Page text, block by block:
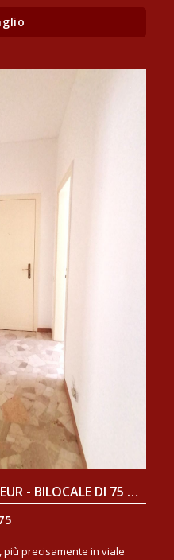
MILANO - LORETO / PASTEUR - BILOCALE DI 75 MQ AL 6° ED ULTIMO PIANO
precisamente in viale